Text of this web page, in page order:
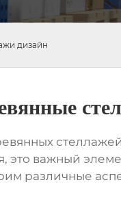
дизайн
это важный
различные